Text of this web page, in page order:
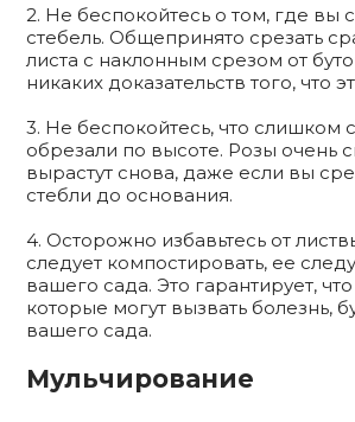
2. Не беспокойтесь о том, где вы
стебель. Общепринято срезать
листа с наклонным срезом от
никаких доказательств того, что
3. Не беспокойтесь, что слишком
обрезали по высоте. Розы очень
вырастут снова, даже если вы
стебли до основания.
4. Осторожно избавьтесь от
следует компостировать, ее
вашего сада. Это гарантирует,
которые могут вызвать болезнь,
вашего сада.
Мульчирование